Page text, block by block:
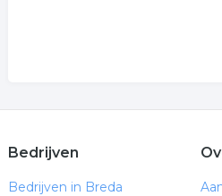
Bedrijven
Bedrijven in Breda